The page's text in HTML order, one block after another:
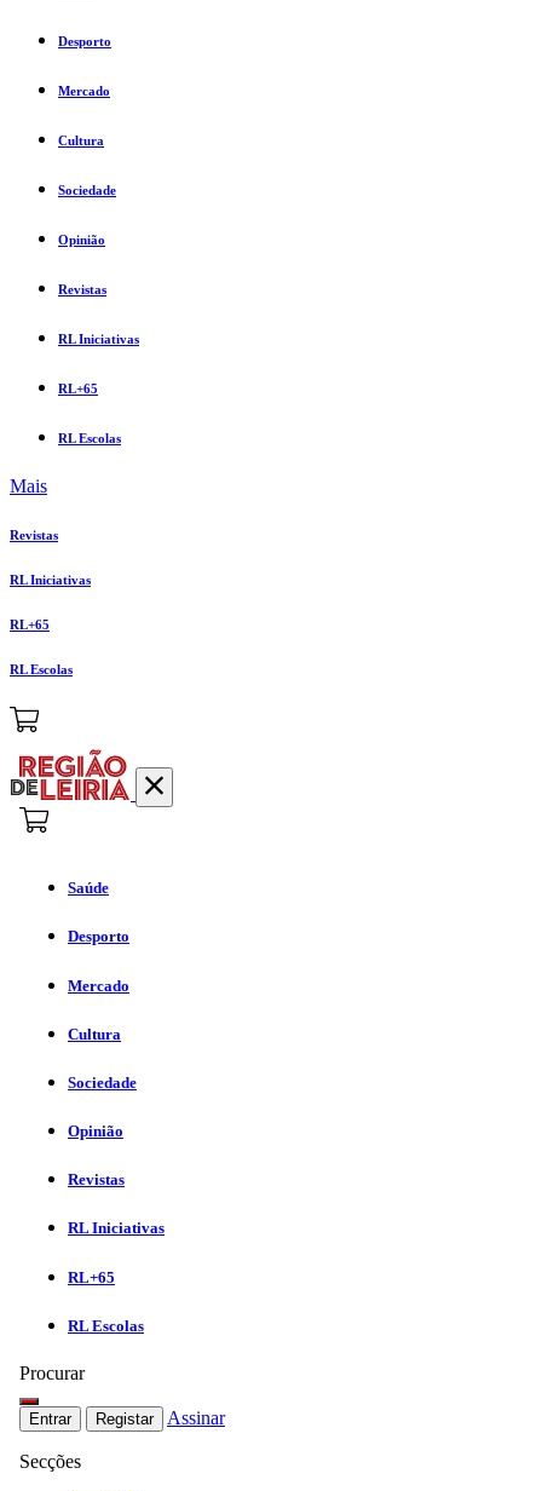
Desporto
Mercado
Cultura
Sociedade
Opinião
Revistas
RL Iniciativas
RL+65
RL Escolas
Mais
Revistas
RL Iniciativas
RL+65
RL Escolas
Saúde
Desporto
Mercado
Cultura
Sociedade
Opinião
Revistas
RL Iniciativas
RL+65
RL Escolas
Procurar
Entrar Registar Assinar
Secções